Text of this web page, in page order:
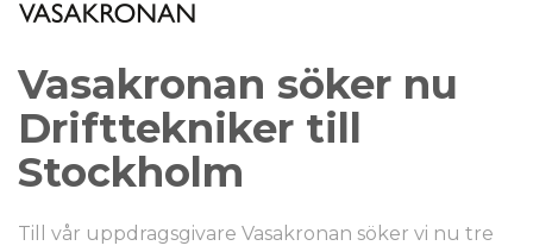
Vasakronan söker nu
Drifttekniker till
Stockholm
Till vår uppdragsgivare Vasakronan söker vi nu tre